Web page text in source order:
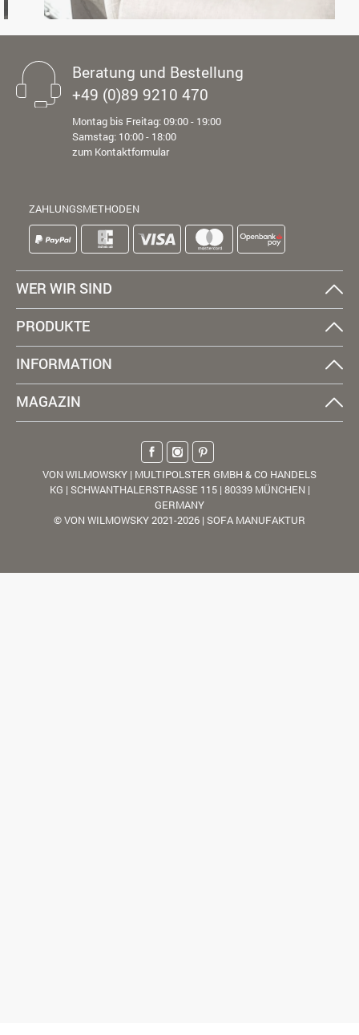
Beratung und Bestellung
+49 (0)89 9210 470
Montag bis Freitag: 09:00 - 19:00
Samstag: 10:00 - 18:00
zum Kontaktformular
ZAHLUNGSMETHODEN
WER WIR SIND
PRODUKTE
INFORMATION
MAGAZIN
VON WILMOWSKY | MULTIPOLSTER GMBH & CO HANDELS
KG | SCHWANTHALERSTRASSE 115 | 80339 MÜNCHEN |
GERMANY
© VON WILMOWSKY 2021-2026 | SOFA MANUFAKTUR